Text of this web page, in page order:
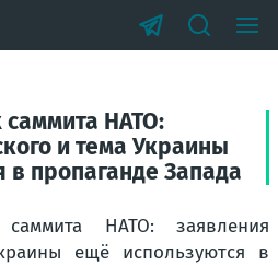
НАТО:
и тема Украины
в пропаганде Запада
НАТО: заявления
ещё используются в